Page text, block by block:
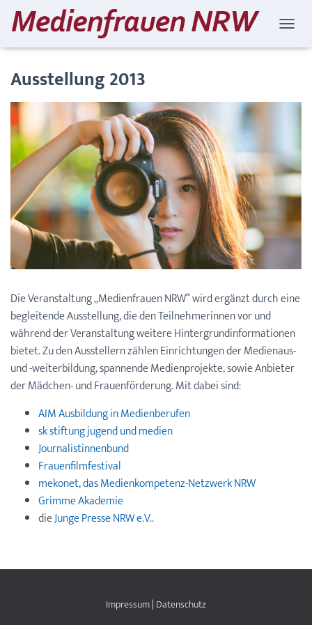
Ausstellung 2013
Die Veranstaltung „Medienfrauen NRW“ wird ergänzt durch eine
begleitende Ausstellung, die den Teilnehmerinnen vor und
während der Veranstaltung weitere Hintergrundinformationen
bietet. Zu den Ausstellern zählen Einrichtungen der Medienaus-
und -weiterbildung, spannende Medienprojekte, sowie Anbieter
der Mädchen- und Frauenförderung. Mit dabei sind:
AIM Ausbildung in Medienberufen
sk stiftung jugend und medien
Journalistinnenbund
Frauenfilmfestival
mekonet, das Medienkompetenz-Netzwerk NRW
Grimme Akademie
dieJunge Presse NRW e.V..
Impressum| Datenschutz